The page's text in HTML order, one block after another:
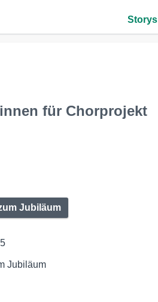
Storys
für Chorprojekt
Jubiläum
Jubiläum